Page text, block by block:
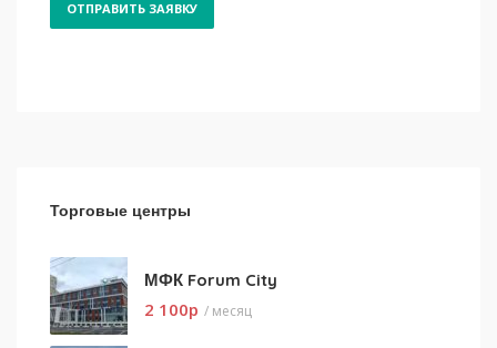
Торговые центры
МФК Forum City
2 100p / месяц